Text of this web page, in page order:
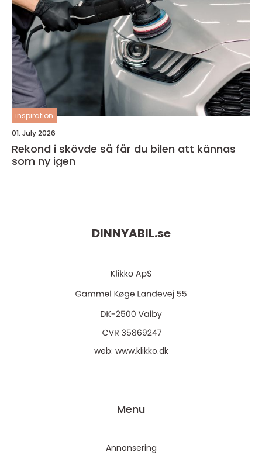
inspiration
01. July 2026
Rekond i skövde så får du bilen att kännas
som ny igen
DINNYABIL.se
web: www.klikko.dk
Menu
Annonsering